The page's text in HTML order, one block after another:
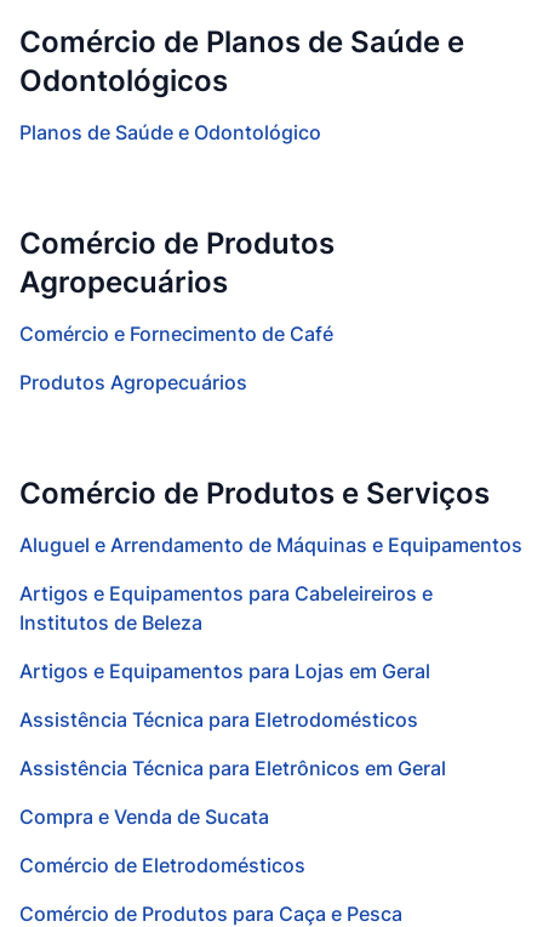
Comércio de Planos de Saúde e
Odontológicos
Planos de Saúde e Odontológico
Comércio de Produtos
Agropecuários
Comércio e Fornecimento de Café
Produtos Agropecuários
Comércio de Produtos e Serviços
Aluguel e Arrendamento de Máquinas e Equipamentos
Artigos e Equipamentos para Cabeleireiros e
Institutos de Beleza
Artigos e Equipamentos para Lojas em Geral
Assistência Técnica para Eletrodomésticos
Assistência Técnica para Eletrônicos em Geral
Compra e Venda de Sucata
Comércio de Eletrodomésticos
Comércio de Produtos para Caça e Pesca